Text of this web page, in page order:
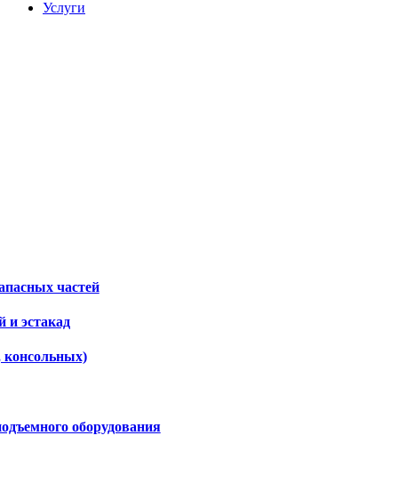
Услуги
частей
и эстакад
консольных)
оборудования